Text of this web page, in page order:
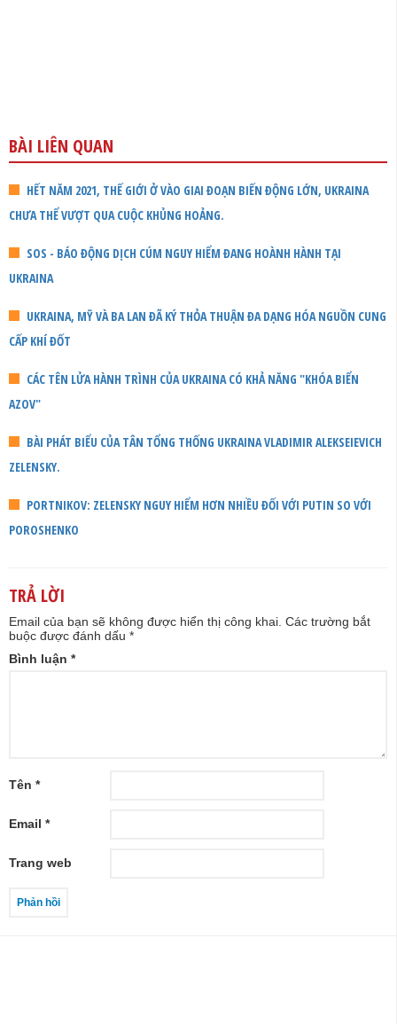
BÀI LIÊN QUAN
HẾT NĂM 2021, THẾ GIỚI Ở VÀO GIAI ĐOẠN BIẾN ĐỘNG LỚN, UKRAINA
CHƯA THỂ VƯỢT QUA CUỘC KHỦNG HOẢNG.
SOS - BÁO ĐỘNG DỊCH CÚM NGUY HIỂM ĐANG HOÀNH HÀNH TẠI
UKRAINA
UKRAINA, MỸ VÀ BA LAN ĐÃ KÝ THỎA THUẬN ĐA DẠNG HÓA NGUỒN CUNG
CẤP KHÍ ĐỐT
CÁC TÊN LỬA HÀNH TRÌNH CỦA UKRAINA CÓ KHẢ NĂNG "KHÓA BIỂN
AZOV"
BÀI PHÁT BIỂU CỦA TÂN TỔNG THỐNG UKRAINA VLADIMIR ALEKSEIEVICH
ZELENSKY.
PORTNIKOV: ZELENSKY NGUY HIỂM HƠN NHIỀU ĐỐI VỚI PUTIN SO VỚI
POROSHENKO
TRẢ LỜI
Email của bạn sẽ không được hiển thị công khai. Các trường bắt
buộc được đánh dấu *
Bình luận *
Tên *
Email *
Trang web